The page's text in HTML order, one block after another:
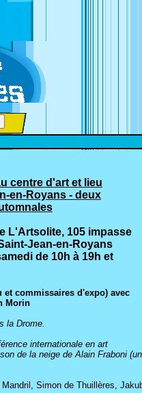
centre d'art et lieu
en-Royans - deux
L'Artsolite, 105 impasse
Jean-en-Royans
de 10h à 19h et
et commissaires d'expo) avec
Morin
la Drome.
internationale en art
de la neige de Alain Fraboni
Simon de Thuillères,